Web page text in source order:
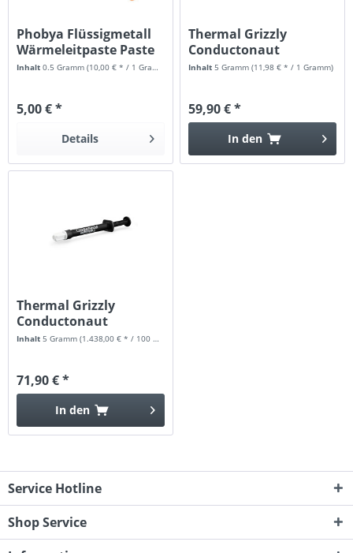
Phobya Flüssigmetall
Wärmeleitpaste Paste
LM...
Inhalt0.5 Gramm(10,00 € * / 1 Gramm)
5,00 € *
Details
Thermal Grizzly
Conductonaut
Flüssigmetall - 5...
Inhalt 5 Gramm(11,98 € * / 1 Gramm)
59,90 € *
In den
Thermal Grizzly
Conductonaut
Extreme...
Inhalt5 Gramm(1.438,00 € * / 100 Gramm)
71,90 € *
In den
Service Hotline
Shop Service